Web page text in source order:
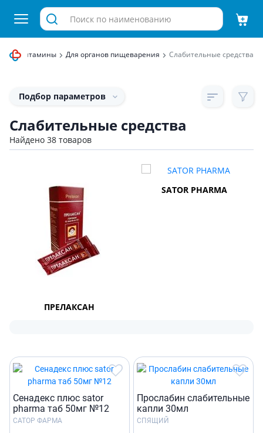
и Витамины Для органов пищеварения Слабительные средства
Подбор параметров
Слабительные средства
Найдено 38 товаров
ПРЕЛАКСАН
SATOR PHARMA
Сенадекс плюс sator
pharma таб 50мг №12
САТОР ФАРМА
Прослабин слабительные
капли 30мл
СПЯЩИЙ